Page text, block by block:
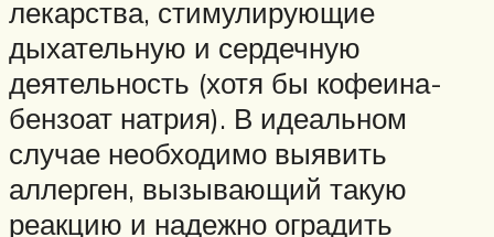
лекарства, стимулирующие
дыхательную и сердечную
деятельность (хотя бы кофеина-
бензоат натрия). В идеальном
случае необходимо выявить
аллерген, вызывающий такую
реакцию и надежно оградить